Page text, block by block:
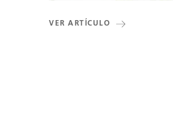
VER ARTÍCULO